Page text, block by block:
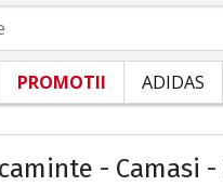
PROMOTII ADIDAS
- Camasi